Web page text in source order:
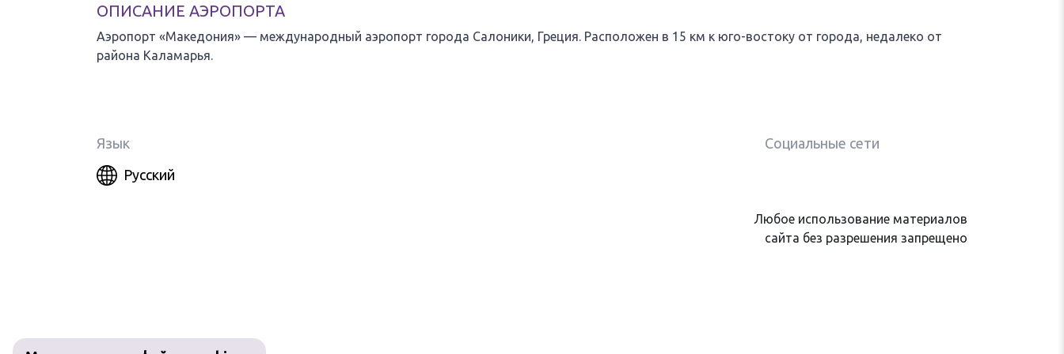
ОПИСАНИЕ АЭРОПОРТА
Аэропорт «Македония» — международный аэропорт города Салоники, Греция. Расположен в 15 км к юго-востоку от города, недалеко от
района Каламарья.
Язык
Русский
Социальные сети
Любое использование материалов
сайта без разрешения запрещено